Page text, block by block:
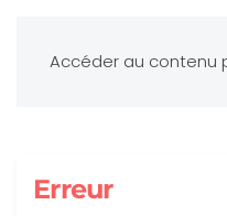
Accéder au contenu
Erreur